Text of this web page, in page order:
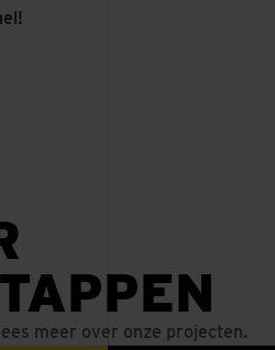
meer over onze projecten.